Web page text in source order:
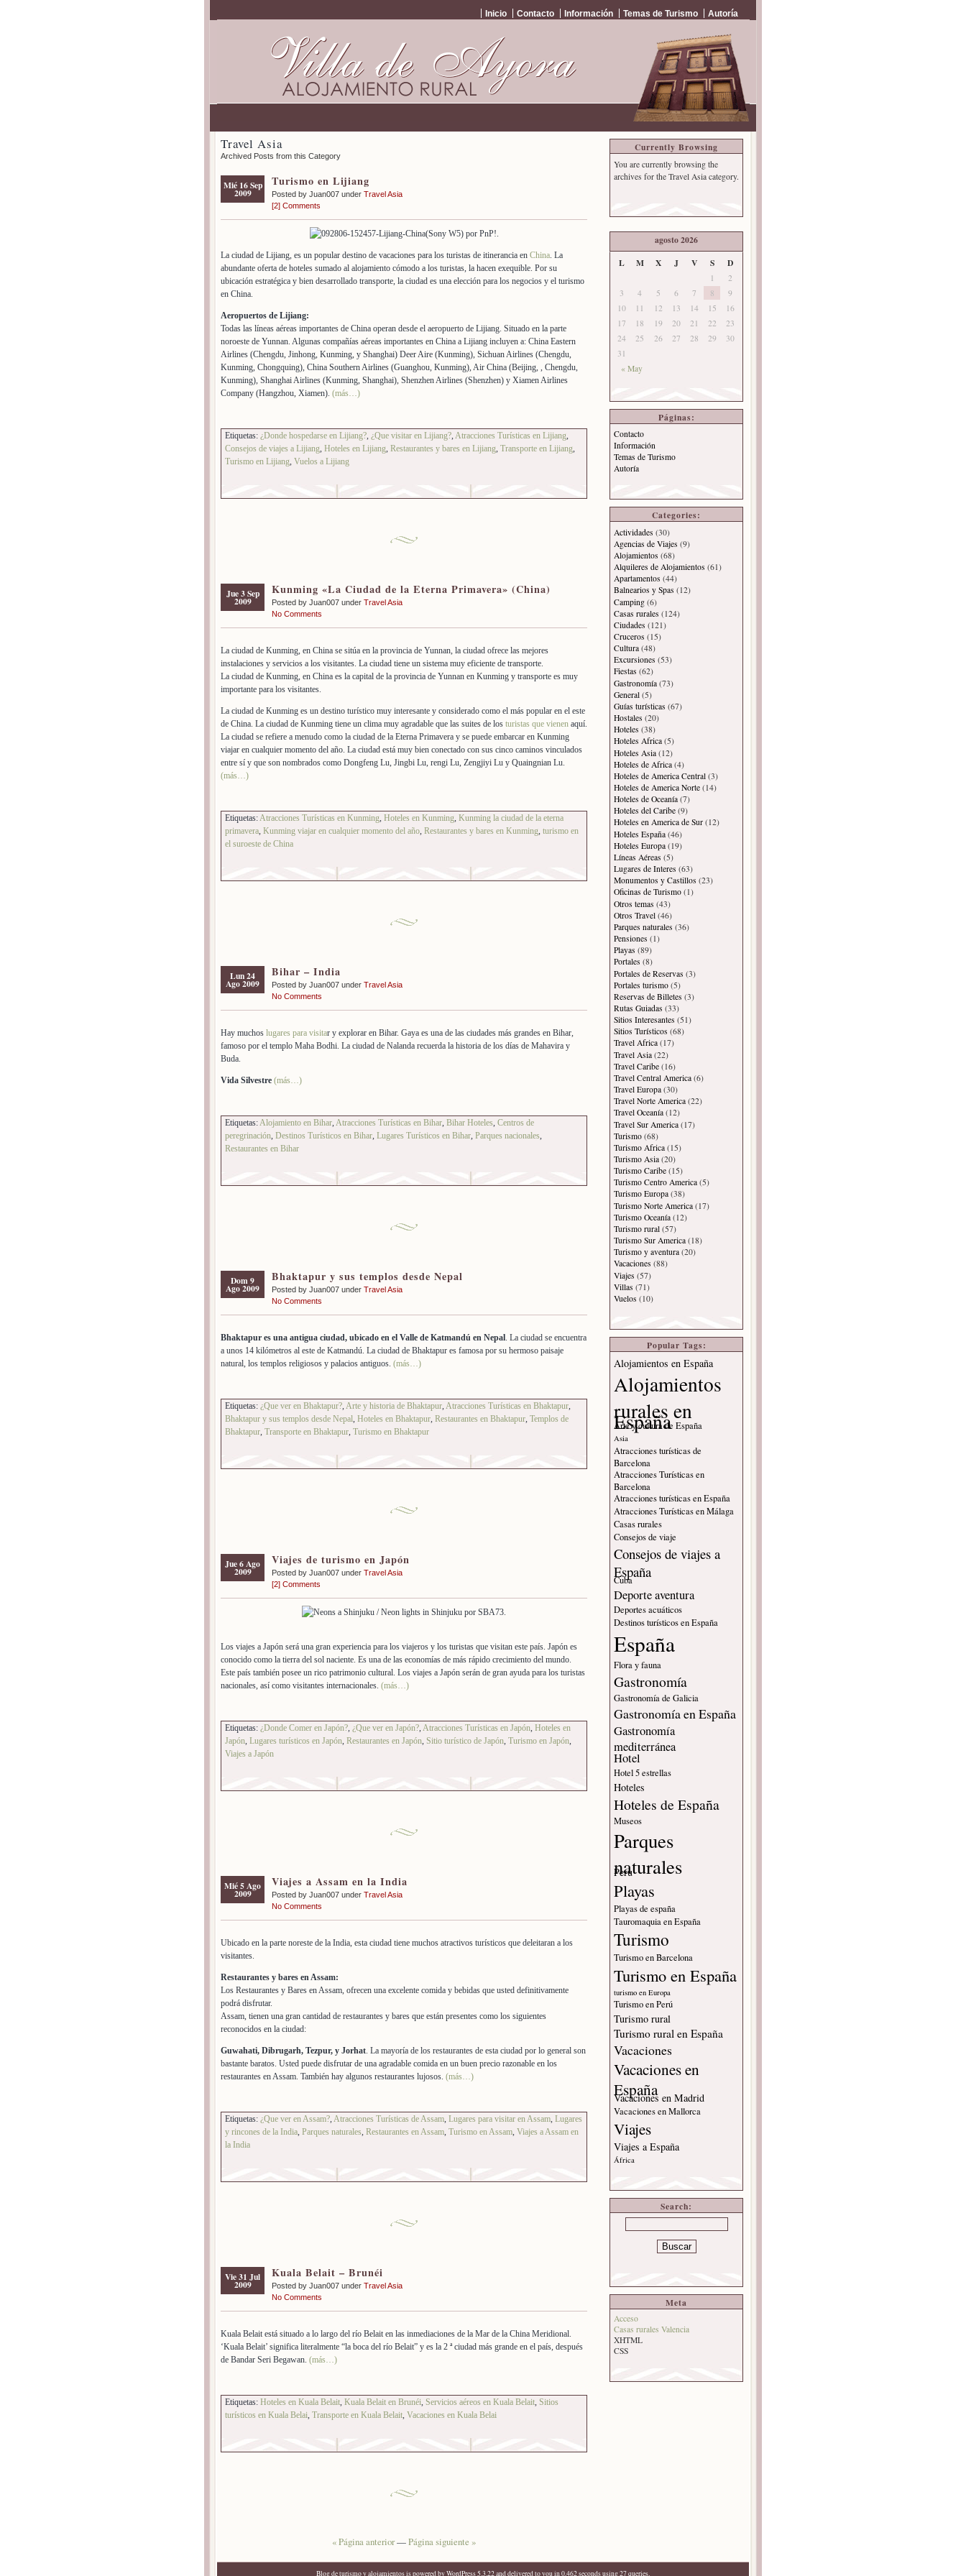
Inicio Contacto Información Temas de Turismo Autoría
Travel Asia
Archived Posts from this Category
Mié 16 Sep
2009
Turismo en Lijiang
Posted by Juan007 under Travel Asia
[2] Comments
La ciudad de Lijiang, es un popular destino de vacaciones para los turistas de itinerancia en China. La
abundante oferta de hoteles sumado al alojamiento cómodo a los turistas, la hacen exequible. Por su
ubicación estratégica y bien desarrollado transporte, la ciudad es una elección para los negocios y el turismo
en China.
Aeropuertos de Lijiang:
Todas las líneas aéreas importantes de China operan desde el aeropuerto de Lijiang. Situado en la parte
noroeste de Yunnan. Algunas compañías aéreas importantes en China a Lijiang incluyen a: China Eastern
Airlines (Chengdu, Jinhong, Kunming, y Shanghai) Deer Aire (Kunming), Sichuan Airlines (Chengdu,
Kunming, Chongquing), China Southern Airlines (Guanghou, Kunming), Air China (Beijing, , Chengdu,
Kunming), Shanghai Airlines (Kunming, Shanghai), Shenzhen Airlines (Shenzhen) y Xiamen Airlines
Company (Hangzhou, Xiamen). (más…)
Etiquetas: ¿Donde hospedarse en Lijiang?, ¿Que visitar en Lijiang?, Atracciones Turísticas en Lijiang,
Consejos de viajes a Lijiang, Hoteles en Lijiang, Restaurantes y bares en Lijiang, Transporte en Lijiang,
Turismo en Lijiang, Vuelos a Lijiang
Jue 3 Sep
2009
Kunming «La Ciudad de la Eterna Primavera» (China)
Posted by Juan007 under Travel Asia
No Comments
La ciudad de Kunming, en China se sitúa en la provincia de Yunnan, la ciudad ofrece las mejores
instalaciones y servicios a los visitantes. La ciudad tiene un sistema muy eficiente de transporte.
La ciudad de Kunming, en China es la capital de la provincia de Yunnan en Kunming y transporte es muy
importante para los visitantes.
La ciudad de Kunming es un destino turístico muy interesante y considerado como el más popular en el este
de China. La ciudad de Kunming tiene un clima muy agradable que las suites de los turistas que vienen aquí.
La ciudad se refiere a menudo como la ciudad de la Eterna Primavera y se puede embarcar en Kunming
viajar en cualquier momento del año. La ciudad está muy bien conectado con sus cinco caminos vinculados
entre sí y que son nombrados como Dongfeng Lu, Jingbi Lu, rengi Lu, Zengjiyi Lu y Quaingnian Lu.
(más…)
Etiquetas:Atracciones Turísticas en Kunming, Hoteles en Kunming, Kunming la ciudad de la eterna
primavera, Kunming viajar en cualquier momento del año, Restaurantes y bares en Kunming, turismo en
el suroeste de China
Lun 24
Ago 2009
Bihar – India
Posted by Juan007 under Travel Asia
No Comments
Hay muchos lugares para visitar y explorar en Bihar. Gaya es una de las ciudades más grandes en Bihar,
famoso por el templo Maha Bodhi. La ciudad de Nalanda recuerda la historia de los días de Mahavira y
Buda.
Vida Silvestre (más…)
Etiquetas:Alojamiento en Bihar, Atracciones Turísticas en Bihar, Bihar Hoteles, Centros de
peregrinación, Destinos Turísticos en Bihar, Lugares Turísticos en Bihar, Parques nacionales,
Restaurantes en Bihar
Dom 9
Ago 2009
Bhaktapur y sus templos desde Nepal
Posted by Juan007 under Travel Asia
No Comments
Bhaktapur es una antigua ciudad, ubicado en el Valle de Katmandú en Nepal. La ciudad se encuentra
a unos 14 kilómetros al este de Katmandú. La ciudad de Bhaktapur es famosa por su hermoso paisaje
natural, los templos religiosos y palacios antiguos. (más…)
Etiquetas: ¿Que ver en Bhaktapur?, Arte y historia de Bhaktapur, Atracciones Turísticas en Bhaktapur,
Bhaktapur y sus templos desde Nepal, Hoteles en Bhaktapur, Restaurantes en Bhaktapur, Templos de
Bhaktapur, Transporte en Bhaktapur, Turismo en Bhaktapur
Jue 6 Ago
2009
Viajes de turismo en Japón
Posted by Juan007 under Travel Asia
[2] Comments
Los viajes a Japón será una gran experiencia para los viajeros y los turistas que visitan este país. Japón es
conocido como la tierra del sol naciente. Es una de las economías de más rápido crecimiento del mundo.
Este país también posee un rico patrimonio cultural. Los viajes a Japón serán de gran ayuda para los turistas
nacionales, así como visitantes internacionales. (más…)
Etiquetas: ¿Donde Comer en Japón?, ¿Que ver en Japón?, Atracciones Turísticas en Japón, Hoteles en
Japón, Lugares turísticos en Japón, Restaurantes en Japón, Sitio turístico de Japón, Turismo en Japón,
Viajes a Japón
Mié 5 Ago
2009
Viajes a Assam en la India
Posted by Juan007 under Travel Asia
No Comments
Ubicado en la parte noreste de la India, esta ciudad tiene muchos atractivos turísticos que deleitaran a los
visitantes.
Restaurantes y bares en Assam:
Los Restaurantes y Bares en Assam, ofrecen una excelente comida y bebidas que usted definitivamente
podrá disfrutar.
Assam, tienen una gran cantidad de restaurantes y bares que están presentes como los siguientes
reconocidos en la ciudad:
Guwahati, Dibrugarh, Tezpur, y Jorhat. La mayoría de los restaurantes de esta ciudad por lo general son
bastante baratos. Usted puede disfrutar de una agradable comida en un buen precio razonable en los
restaurantes en Assam. También hay algunos restaurantes lujosos. (más…)
Etiquetas: ¿Que ver en Assam?, Atracciones Turísticas de Assam, Lugares para visitar en Assam, Lugares
y rincones de la India, Parques naturales, Restaurantes en Assam, Turismo en Assam, Viajes a Assam en
la India
Vie 31 Jul
2009
Kuala Belait – Brunéi
Posted by Juan007 under Travel Asia
No Comments
Kuala Belait está situado a lo largo del río Belait en las inmediaciones de la Mar de la China Meridional.
‘Kuala Belait’ significa literalmente “la boca del río Belait” y es la 2 ª ciudad más grande en el país, después
de Bandar Seri Begawan. (más…)
Etiquetas: Hoteles en Kuala Belait, Kuala Belait en Brunéi, Servicios aéreos en Kuala Belait, Sitios
turísticos en Kuala Belai, Transporte en Kuala Belait, Vacaciones en Kuala Belai
« Página anterior—Página siguiente »
Currently Browsing
You are currently browsing the
archives for the Travel Asia category.
agosto 2026
L
M X J V S D
« May
1
2
3
4 5 6 7 8
9
10
11 12 13 14 15
16
17
18 19 20 21 22
23
24
25 26 27 28 29
30
31
Páginas:
Contacto
Información
Temas de Turismo
Autoría
Categories:
Actividades (30)
Agencias de Viajes (9)
Alojamientos (68)
Alquileres de Alojamientos (61)
Apartamentos (44)
Balnearios y Spas (12)
Camping (6)
Casas rurales (124)
Ciudades (121)
Cruceros (15)
Cultura (48)
Excursiones (53)
Fiestas (62)
Gastronomía (73)
General (5)
Guías turísticas (67)
Hostales (20)
Hoteles (38)
Hoteles Africa (5)
Hoteles Asia (12)
Hoteles de Africa (4)
Hoteles de America Central (3)
Hoteles de America Norte (14)
Hoteles de Oceanía (7)
Hoteles del Caribe (9)
Hoteles en America de Sur (12)
Hoteles España (46)
Hoteles Europa (19)
Líneas Aéreas (5)
Lugares de Interes (63)
Monumentos y Castillos (23)
Oficinas de Turismo (1)
Otros temas (43)
Otros Travel (46)
Parques naturales (36)
Pensiones (1)
Playas (89)
Portales (8)
Portales de Reservas (3)
Portales turismo (5)
Reservas de Billetes (3)
Rutas Guiadas (33)
Sitios Interesantes (51)
Sitios Turísticos (68)
Travel Africa (17)
Travel Asia (22)
Travel Caribe (16)
Travel Central America (6)
Travel Europa (30)
Travel Norte America (22)
Travel Oceanía (12)
Travel Sur America (17)
Turismo (68)
Turismo Africa (15)
Turismo Asia (20)
Turismo Caribe (15)
Turismo Centro America (5)
Turismo Europa (38)
Turismo Norte America (17)
Turismo Oceanía (12)
Turismo rural (57)
Turismo Sur America (18)
Turismo y aventura (20)
Vacaciones (88)
Viajes (57)
Villas (71)
Vuelos (10)
Popular Tags:
Alojamientos en España
Alojamientos
rurales en
España
Arte y cultura de España
Asia
Atracciones turísticas de
Barcelona
Atracciones Turísticas en
Barcelona
Atracciones turísticas en España
Atracciones Turísticas en Málaga
Casas rurales
Consejos de viaje
Consejos de viajes a
España
Cuba
Deporte aventura
Deportes acuáticos
Destinos turísticos en España
España
Flora y fauna
Gastronomía
Gastronomía de Galicia
Gastronomía en España
Gastronomía
mediterránea
Hotel
Hotel 5 estrellas
Hoteles
Hoteles de España
Museos
Parques
naturales
Peru
Playas
Playas de españa
Tauromaquia en España
Turismo
Turismo en Barcelona
Turismo en España
turismo en Europa
Turismo en Perú
Turismo rural
Turismo rural en España
Vacaciones
Vacaciones en
España
Vacaciones en Madrid
Vacaciones en Mallorca
Viajes
Viajes a España
África
Search:
Meta
Acceso
Casas rurales Valencia
XHTML
CSS
Blog de turismo y alojamientosis powered byWordPress 5.3.22and delivered to you in 0,462 seconds using 27 queries.